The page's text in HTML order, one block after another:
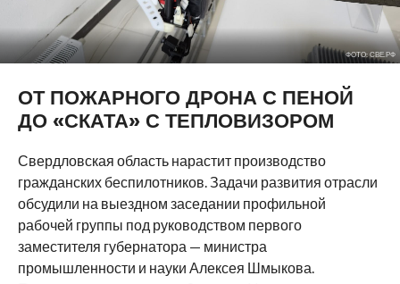
ФОТО: СВЕ.РФ
ОТ ПОЖАРНОГО ДРОНА С ПЕНОЙ
ДО «СКАТА» С ТЕПЛОВИЗОРОМ
Свердловская область нарастит производство
гражданских беспилотников. Задачи развития отрасли
обсудили на выездном заседании профильной
рабочей группы под руководством первого
заместителя губернатора — министра
промышленности и науки Алексея Шмыкова.